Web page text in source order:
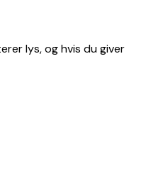
lys, og hvis du giver